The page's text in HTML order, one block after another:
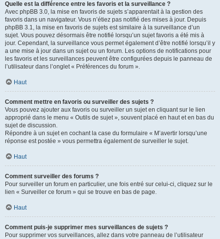
Quelle est la différence entre les favoris et la surveillance ?
Avec phpBB 3.0, la mise en favoris de sujets s’apparentait à la gestion des
favoris dans un navigateur. Vous n’étiez pas notifié des mises à jour. Depuis
phpBB 3.1, la mise en favoris de sujets est similaire à la surveillance d’un
sujet. Vous pouvez désormais être notifié lorsqu’un sujet favoris a été mis à
jour. Cependant, la surveillance vous permet également d’être notifié lorsqu’il y
a une mise à jour dans un sujet ou un forum. Les options de notifications pour
les favoris et les surveillances peuvent être configurées depuis le panneau de
l’utilisateur dans l’onglet « Préférences du forum ».
Haut
Comment mettre en favoris ou surveiller des sujets ?
Vous pouvez ajouter aux favoris ou surveiller un sujet en cliquant sur le lien
approprié dans le menu « Outils de sujet », souvent placé en haut et en bas du
sujet de discussion.
Répondre à un sujet en cochant la case du formulaire « M’avertir lorsqu’une
réponse est postée » vous permettra également de surveiller le sujet.
Haut
Comment surveiller des forums ?
Pour surveiller un forum en particulier, une fois entré sur celui-ci, cliquez sur le
lien « Surveiller ce forum » qui se trouve en bas de page.
Haut
Comment puis-je supprimer mes surveillances de sujets ?
Pour supprimer vos surveillances, allez dans votre panneau de l’utilisateur